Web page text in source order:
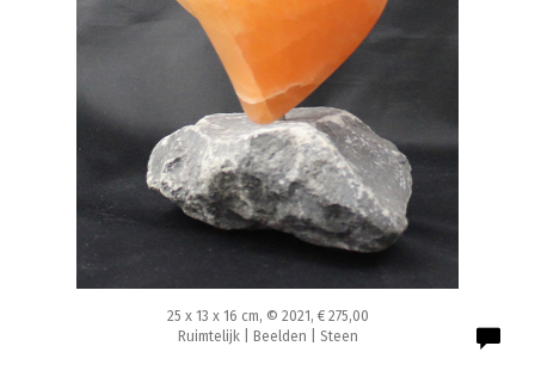
25 x 13 x 16 cm, © 2021, € 275,00
Ruimtelijk | Beelden | Steen